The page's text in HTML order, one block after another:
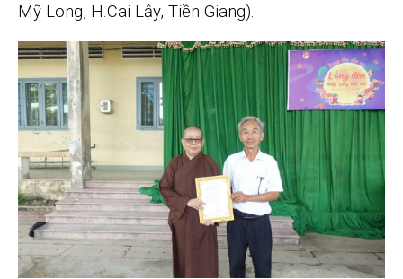
Mỹ Long, H.Cai Lậy, Tiền Giang).